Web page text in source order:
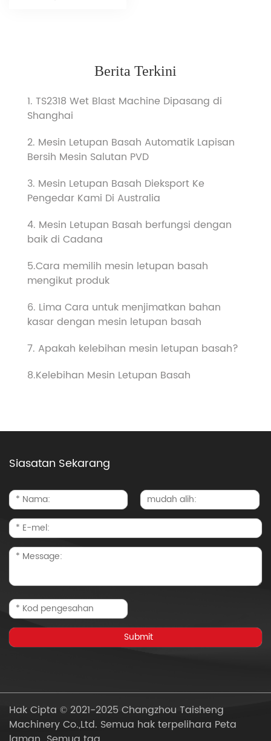
Berita Terkini
1. TS2318 Wet Blast Machine Dipasang di
Shanghai
2. Mesin Letupan Basah Automatik Lapisan
Bersih Mesin Salutan PVD
3. Mesin Letupan Basah Dieksport Ke
Pengedar Kami Di Australia
4. Mesin Letupan Basah berfungsi dengan
baik di Cadana
5.Cara memilih mesin letupan basah
mengikut produk
6. Lima Cara untuk menjimatkan bahan
kasar dengan mesin letupan basah
7. Apakah kelebihan mesin letupan basah?
8.Kelebihan Mesin Letupan Basah
Siasatan Sekarang
Hak Cipta © 2021-2025 Changzhou Taisheng
Machinery Co.,Ltd. Semua hak terpelihara Peta